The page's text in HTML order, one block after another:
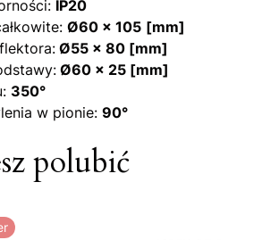
IP20
Ø60 x 105 [mm]
Ø55 x 80 [mm]
Ø60 x 25 [mm]
350°
w pionie: 90°
polubić